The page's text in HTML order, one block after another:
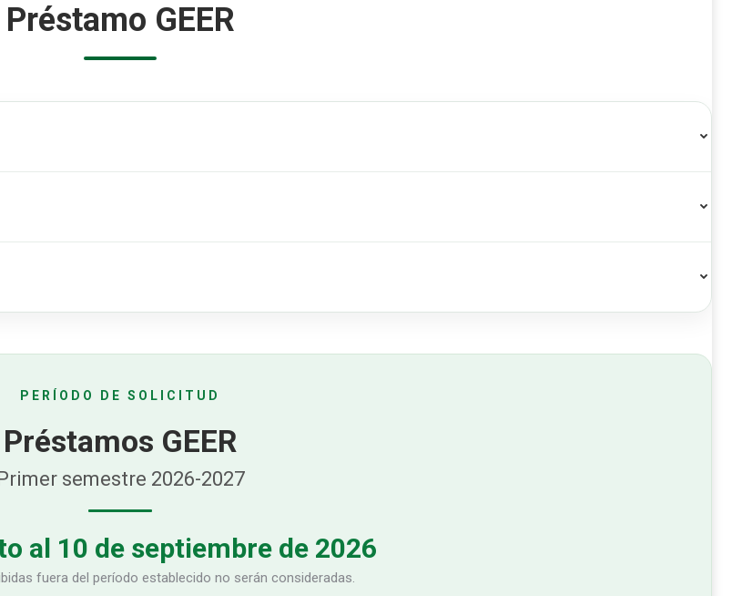
Préstamo GEER
PERÍODO DE SOLICITUD
Préstamos GEER
semestre 2026-2027
al 10 de septiembre de 2026
fuera del período establecido no serán consideradas.